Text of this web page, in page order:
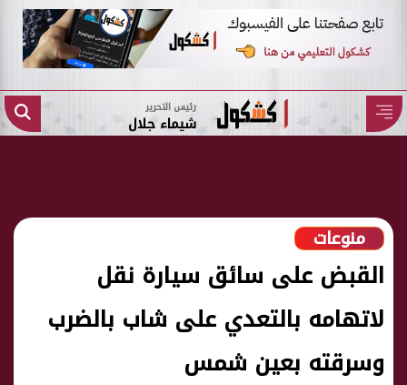
رئيس التحرير
شيماء جلال
منوعات
القبض على سائق سيارة نقل
لاتهامه بالتعدي على شاب بالضرب
وسرقته بعين شمس